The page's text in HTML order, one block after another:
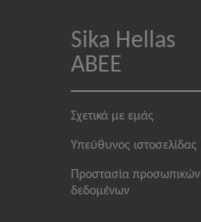
Sika Hellas
ABEE
Σχετικά με εμάς
Υπεύθυνος ιστοσελίδας
Προστασία προσωπικών
δεδομένων